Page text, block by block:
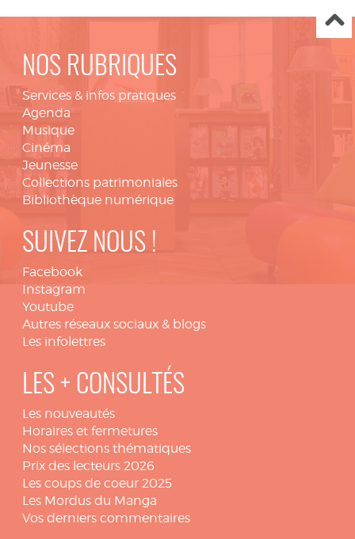
NOS RUBRIQUES
Services & infos pratiques
Agenda
Musique
Cinéma
Jeunesse
Collections patrimoniales
Bibliothèque numérique
SUIVEZ NOUS !
Facebook
Instagram
Youtube
Autres réseaux sociaux & blogs
Les infolettres
LES + CONSULTÉS
Les nouveautés
Horaires et fermetures
Nos sélections thématiques
Prix des lecteurs 2026
Les coups de coeur 2025
Les Mordus du Manga
Vos derniers commentaires